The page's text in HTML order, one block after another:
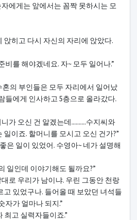
에게는 앞에서는 꼼짝 못하시는 모
앉히고 다시 자신의 자리에 앉았다.
비를 해야겠네요. 자~ 모두 일어나.”
의 부인들은 모두 자리에서 일어났
들에게 인사하고 5층으로 올라갔다.
가 오신 건 알겠는데..........수지씨와
일이죠. 할머니를 모시고 오신 건가?”
은 일이 있었어. 수영아~ 네가 설명해
일인데 이야기해도 될까요?”
로 우리가 남이냐. 우린 그동안 천랑
고 있었구나. 들어올 때 보았던 녀석들
자가 얼마나 되지.”
최고 실력자들이죠.”